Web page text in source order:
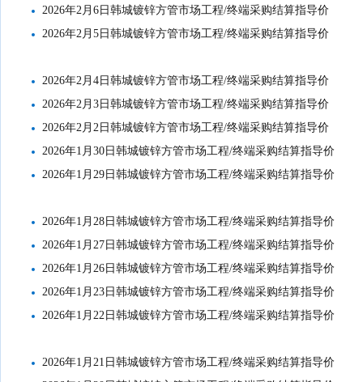
2026年2月6日韩城镀锌方管市场工程/终端采购结算指导价
2026年2月5日韩城镀锌方管市场工程/终端采购结算指导价
2026年2月4日韩城镀锌方管市场工程/终端采购结算指导价
2026年2月3日韩城镀锌方管市场工程/终端采购结算指导价
2026年2月2日韩城镀锌方管市场工程/终端采购结算指导价
2026年1月30日韩城镀锌方管市场工程/终端采购结算指导价
2026年1月29日韩城镀锌方管市场工程/终端采购结算指导价
2026年1月28日韩城镀锌方管市场工程/终端采购结算指导价
2026年1月27日韩城镀锌方管市场工程/终端采购结算指导价
2026年1月26日韩城镀锌方管市场工程/终端采购结算指导价
2026年1月23日韩城镀锌方管市场工程/终端采购结算指导价
2026年1月22日韩城镀锌方管市场工程/终端采购结算指导价
2026年1月21日韩城镀锌方管市场工程/终端采购结算指导价